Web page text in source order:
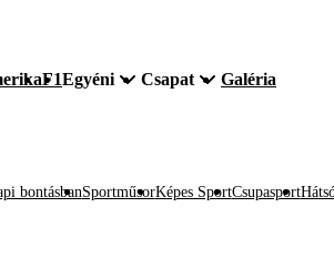
F1Egyéni Csapat Galéria
bontásbanSportműsorKépes SportCsupasport